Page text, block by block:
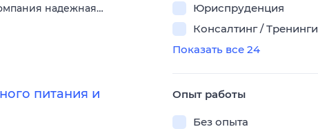
надежная…
питания и
Юриспруденция
Консалтинг / Тренинги
Показать все 24
Опыт работы
Без опыта